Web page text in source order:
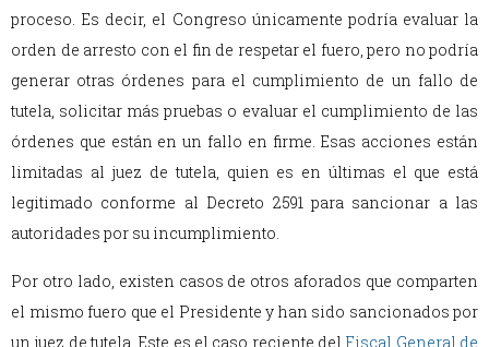
proceso. Es decir, el Congreso únicamente podría evaluar la
orden de arresto con el fin de respetar el fuero, pero no podría
generar otras órdenes para el cumplimiento de un fallo de
tutela, solicitar más pruebas o evaluar el cumplimiento de las
órdenes que están en un fallo en firme. Esas acciones están
limitadas al juez de tutela, quien es en últimas el que está
legitimado conforme al Decreto 2591 para sancionar a las
autoridades por su incumplimiento.
Por otro lado, existen casos de otros aforados que comparten
el mismo fuero que el Presidente y han sido sancionados por
un juez de tutela. Este es el caso reciente del Fiscal General de